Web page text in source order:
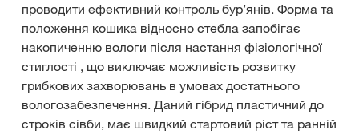
проводити ефективний контроль бур’янів. Форма та
положення кошика відносно стебла запобігає
накопиченню вологи після настання фізіологічної
стиглості , що виключає можливість розвитку
грибкових захворювань в умовах достатнього
вологозабезпечення. Даний гібрид пластичний до
строків сівби, має швидкий стартовий ріст та ранній